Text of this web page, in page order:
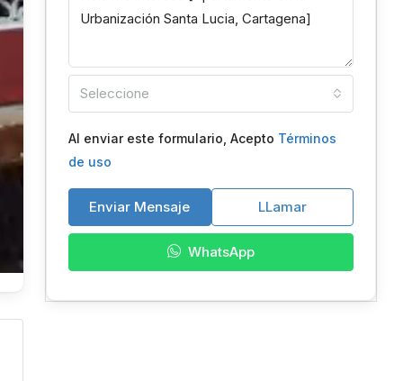
Seleccione
Al enviar este formulario, Acepto Términos
de uso
Enviar Mensaje LLamar
WhatsApp